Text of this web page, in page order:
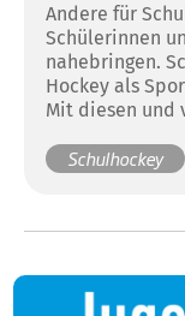
Andere für
Schülerinnen
nahebringen.
Hockey als
Mit diesen und
Schulhockey-
Schulhockey